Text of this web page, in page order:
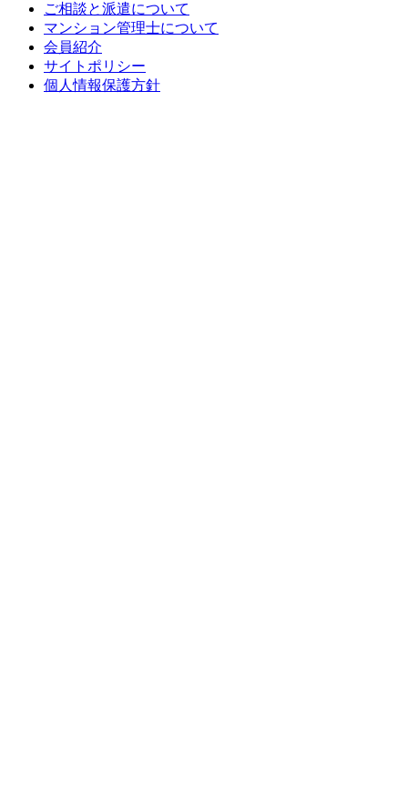
ご相談と派遣について
マンション管理士について
会員紹介
サイトポリシー
個人情報保護方針